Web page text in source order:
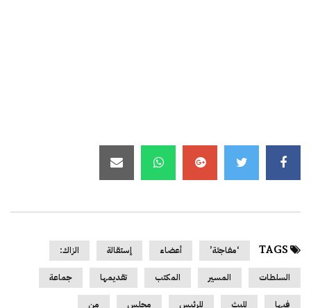
TAGS ‘مفاجئة’ أعضاء إستقالة الزاك:
السلطات المسير المكتب تقديمها جماعة
فيها للبث للرئيس مجلس من